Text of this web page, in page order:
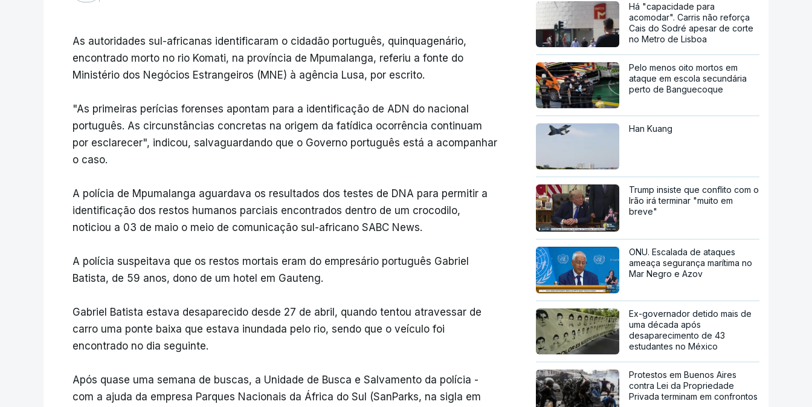
As autoridades sul-africanas identificaram o cidadão português, quinquagenário,
encontrado morto no rio Komati, na província de Mpumalanga, referiu a fonte do
Ministério dos Negócios Estrangeiros (MNE) à agência Lusa, por escrito.
"As primeiras perícias forenses apontam para a identificação de ADN do nacional
português. As circunstâncias concretas na origem da fatídica ocorrência continuam
por esclarecer", indicou, salvaguardando que o Governo português está a acompanhar
o caso.
A polícia de Mpumalanga aguardava os resultados dos testes de DNA para permitir a
identificação dos restos humanos parciais encontrados dentro de um crocodilo,
noticiou a 03 de maio o meio de comunicação sul-africano SABC News.
A polícia suspeitava que os restos mortais eram do empresário português Gabriel
Batista, de 59 anos, dono de um hotel em Gauteng.
Gabriel Batista estava desaparecido desde 27 de abril, quando tentou atravessar de
carro uma ponte baixa que estava inundada pelo rio, sendo que o veículo foi
encontrado no dia seguinte.
Após quase uma semana de buscas, a Unidade de Busca e Salvamento da polícia -
com a ajuda da empresa Parques Nacionais da África do Sul (SanParks, na sigla em
Há "capacidade para
acomodar". Carris não reforça
Cais do Sodré apesar de corte
no Metro de Lisboa
Pelo menos oito mortos em
ataque em escola secundária
perto de Banguecoque
Han Kuang
Trump insiste que conflito com o
Irão irá terminar "muito em
breve"
ONU. Escalada de ataques
ameaça segurança marítima no
Mar Negro e Azov
Ex-governador detido mais de
uma década após
desaparecimento de 43
estudantes no México
Protestos em Buenos Aires
contra Lei da Propriedade
Privada terminam em confrontos